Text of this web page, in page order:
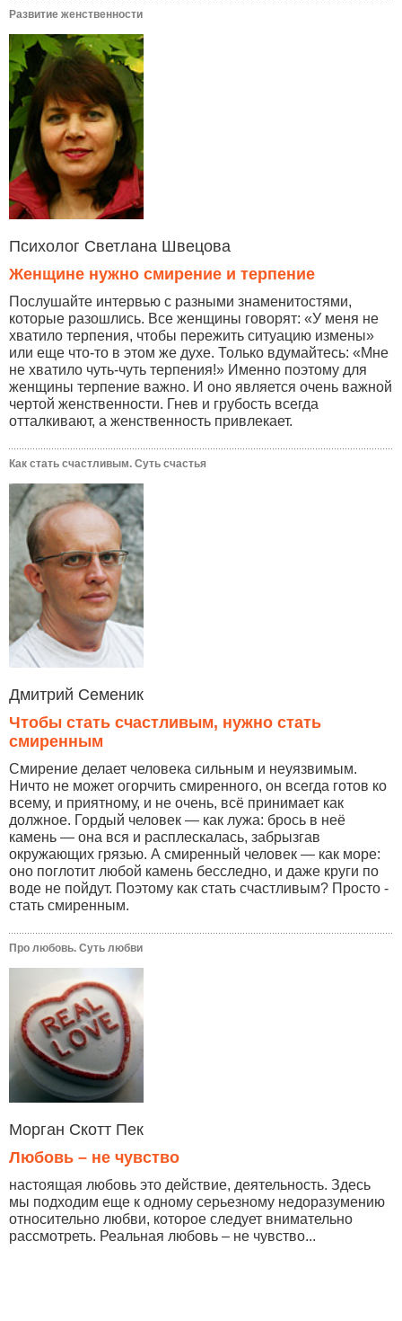
Развитие женственности
Психолог Светлана Швецова
Женщине нужно смирение и терпение
Послушайте интервью с разными знаменитостями,
которые разошлись. Все женщины говорят: «У меня не
хватило терпения, чтобы пережить ситуацию измены»
или еще что-то в этом же духе. Только вдумайтесь: «Мне
не хватило чуть-чуть терпения!» Именно поэтому для
женщины терпение важно. И оно является очень важной
чертой женственности. Гнев и грубость всегда
отталкивают, а женственность привлекает.
Как стать счастливым. Суть счастья
Дмитрий Семеник
Чтобы стать счастливым, нужно стать
смиренным
Смирение делает человека сильным и неуязвимым.
Ничто не может огорчить смиренного, он всегда готов ко
всему, и приятному, и не очень, всё принимает как
должное. Гордый человек — как лужа: брось в неё
камень — она вся и расплескалась, забрызгав
окружающих грязью. А смиренный человек — как море:
оно поглотит любой камень бесследно, и даже круги по
воде не пойдут. Поэтому как стать счастливым? Просто -
стать смиренным.
Про любовь. Суть любви
Морган Скотт Пек
Любовь – не чувство
настоящая любовь это действие, деятельность. Здесь
мы подходим еще к одному серьезному недоразумению
относительно любви, которое следует внимательно
рассмотреть. Реальная любовь – не чувство...